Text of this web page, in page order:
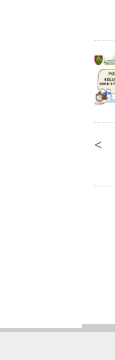
<